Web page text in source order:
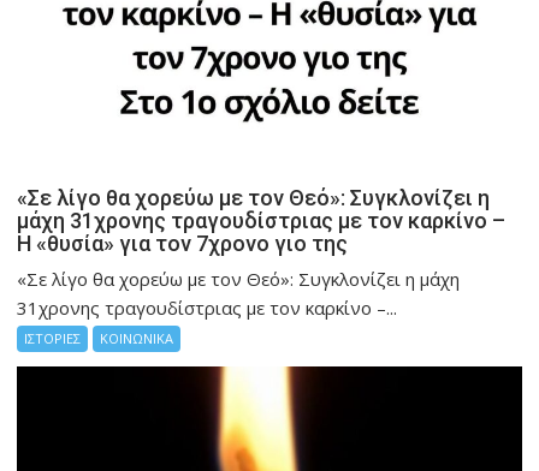
«Σε λίγο θα χορεύω με τον Θεό»: Συγκλονίζει η
μάχη 31χρονης τραγουδίστριας με τον καρκίνο –
Η «θυσία» για τον 7χρονο γιο της
«Σε λίγο θα χορεύω με τον Θεό»: Συγκλονίζει η μάχη
31χρονης τραγουδίστριας με τον καρκίνο –...
ΙΣΤΟΡΙΕΣ ΚΟΙΝΩΝΙΚΑ